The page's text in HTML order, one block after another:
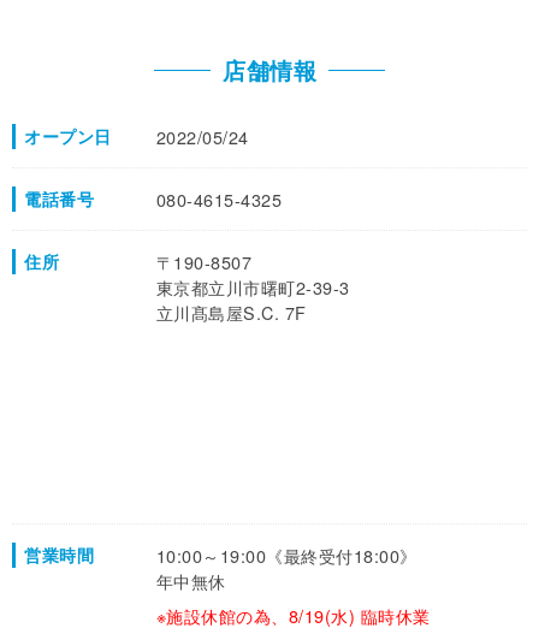
店舗情報
オープン日 2022/05/24
電話番号 080-4615-4325
住所
〒190-8507
東京都立川市曙町2-39-3
立川髙島屋S.C. 7F
営業時間
10:00～19:00《最終受付18:00》
年中無休
※施設休館の為、8/19(水) 臨時休業